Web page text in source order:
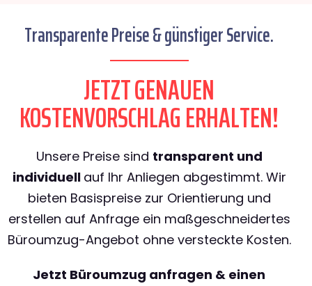
Transparente Preise & günstiger Service.
JETZT GENAUEN
KOSTENVORSCHLAG ERHALTEN!
Unsere Preise sind transparent und
individuell auf Ihr Anliegen abgestimmt. Wir
bieten Basispreise zur Orientierung und
erstellen auf Anfrage ein maßgeschneidertes
Büroumzug-Angebot ohne versteckte Kosten.
Jetzt Büroumzug anfragen & einen